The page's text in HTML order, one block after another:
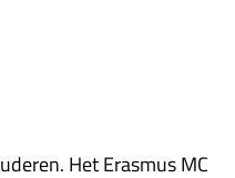
Het Erasmus MC